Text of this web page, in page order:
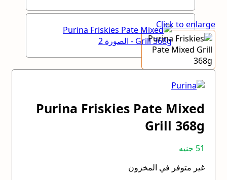
Click to enlarge
Purina Friskies Pate Mixed
Grill 368g
51 جنيه
غير متوفر في المخزون